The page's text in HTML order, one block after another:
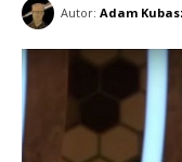
Autor: Adam